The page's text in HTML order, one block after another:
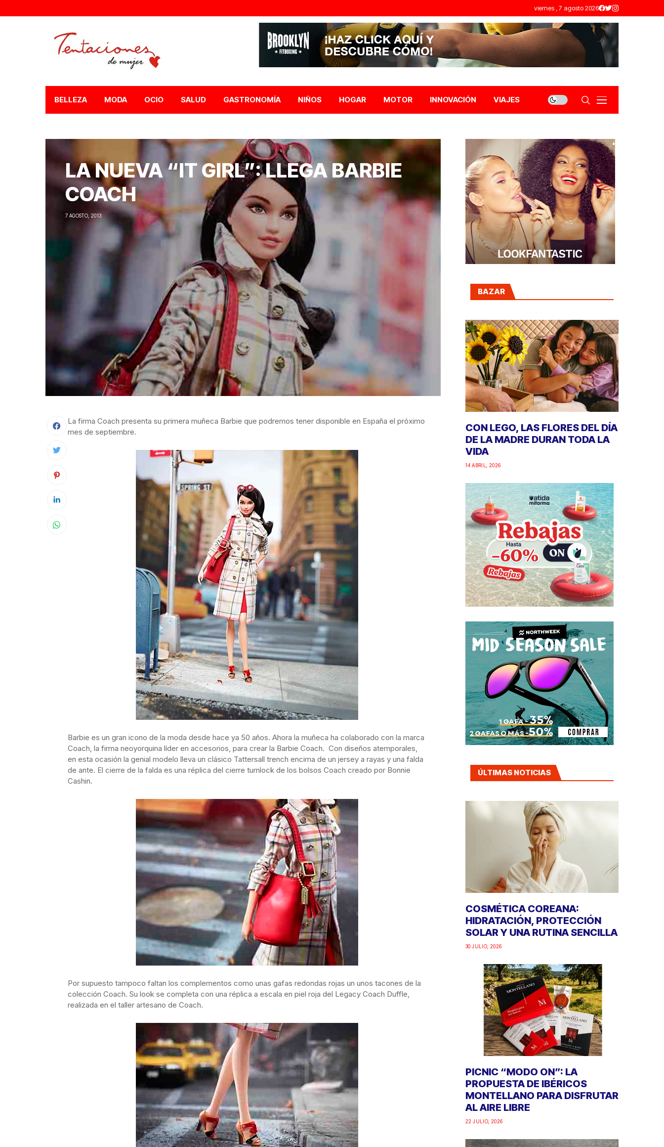
viernes , 7 agosto 2026
BELLEZA MODA OCIO SALUD GASTRONOMÍA NIÑOS HOGAR MOTOR INNOVACIÓN VIAJES
LA NUEVA “IT GIRL”: LLEGA BARBIE
COACH
7 AGOSTO, 2013
La firma Coach presenta su primera muñeca Barbie que podremos tener disponible en España el próximo
mes de septiembre.
Barbie es un gran icono de la moda desde hace ya 50 años. Ahora la muñeca ha colaborado con la marca
Coach, la firma neoyorquina líder en accesorios, para crear la Barbie Coach. Con diseños atemporales,
en esta ocasión la genial modelo lleva un clásico Tattersall trench encima de un jersey a rayas y una falda
de ante. El cierre de la falda es una réplica del cierre turnlock de los bolsos Coach creado por Bonnie
Cashin.
Por supuesto tampoco faltan los complementos como unas gafas redondas rojas un unos tacones de la
colección Coach. Su look se completa con una réplica a escala en piel roja del Legacy Coach Duffle,
realizada en el taller artesano de Coach.
BAZAR
CON LEGO, LAS FLORES DEL DÍA
DE LA MADRE DURAN TODA LA
VIDA
14 ABRIL, 2026
ÚLTIMAS NOTICIAS
COSMÉTICA COREANA:
HIDRATACIÓN, PROTECCIÓN
SOLAR Y UNA RUTINA SENCILLA
30 JULIO, 2026
PICNIC “MODO ON”: LA
PROPUESTA DE IBÉRICOS
MONTELLANO PARA DISFRUTAR
AL AIRE LIBRE
22 JULIO, 2026